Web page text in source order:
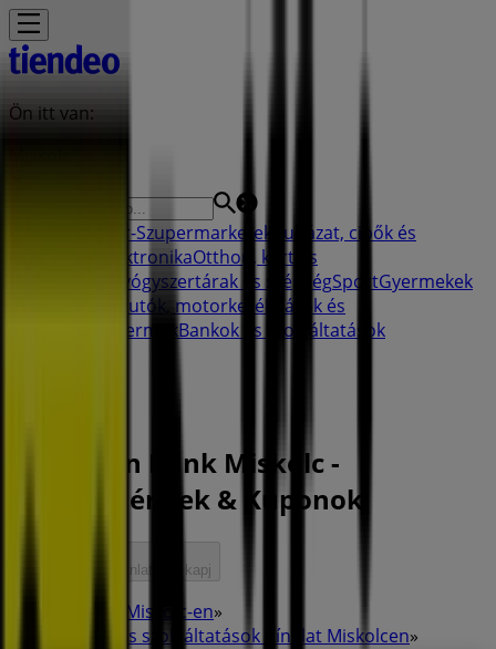
Ön itt van:
Hiper-Szupermarketek
Ruházat, cipők és
ElektronikaOtthon, kert és
Gyógyszertárak és szépségSportGyermekek
Autók, motorkerékpárok és
ÉttermekBankok és szolgáltatások
Raiffeisen Bank Miskolc -
Kedvezmények & Kuponok
Kövess, hogy ajánlatokat kapj
Tiendeo Miskolc-en»
Bankok és szolgáltatások Kínálat Miskolcen»